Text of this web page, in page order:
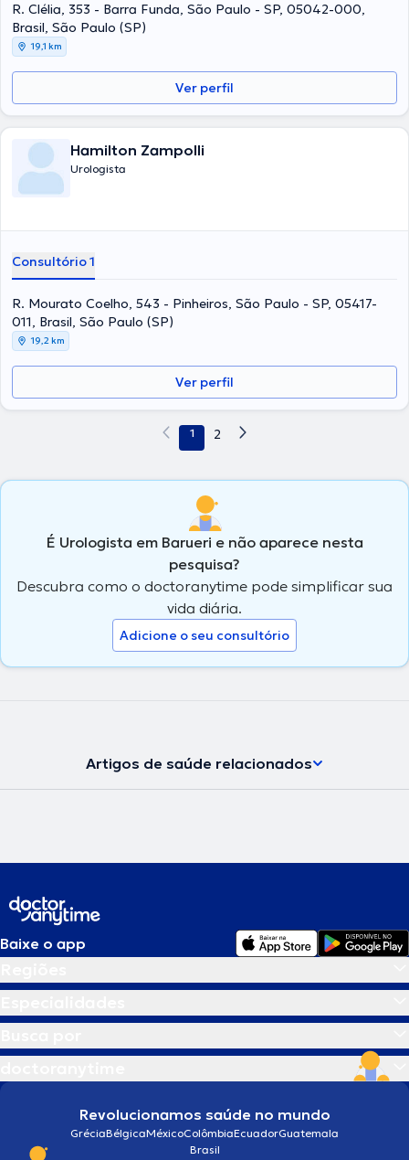
R. Clélia, 353 - Barra Funda, São Paulo - SP, 05042-000,
Brasil, São Paulo (SP)
19,1 km
Ver perfil
Hamilton Zampolli
Urologista
Consultório 1
R. Mourato Coelho, 543 - Pinheiros, São Paulo - SP, 05417-
011, Brasil, São Paulo (SP)
19,2 km
Ver perfil
1 2
É Urologista em Barueri e não aparece nesta
pesquisa?
Descubra como o doctoranytime pode simplificar sua
vida diária.
Adicione o seu consultório
Artigos de saúde relacionados
Baixe o app
Revolucionamos saúde no mundo
GréciaBélgicaMéxicoColômbiaEcuadorGuatemala
Brasil